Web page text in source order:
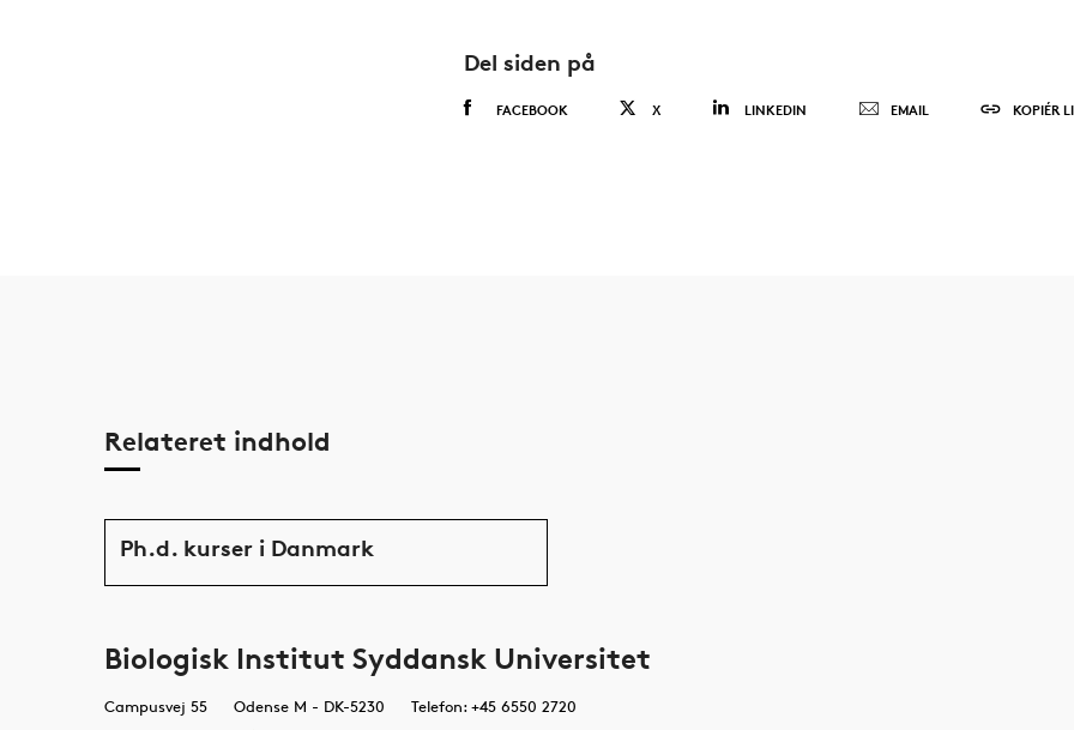
Del siden på
FACEBOOK X LINKEDIN EMAIL KOPIÉR
Relateret indhold
Ph.d. kurser i Danmark
Biologisk Institut Syddansk Universitet
Campusvej 55 Odense M - DK-5230
Telefon: +45 6550 2720